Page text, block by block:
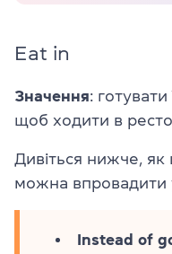
Eat in
Значення:
щоб ходити в
Дивіться нижче, як
можна впровадити
Instead of